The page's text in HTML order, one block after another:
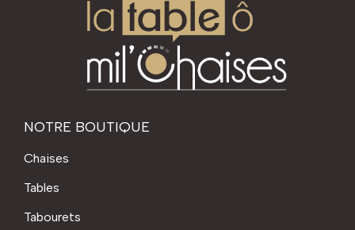
NOTRE BOUTIQUE
Chaises
Tables
Tabourets